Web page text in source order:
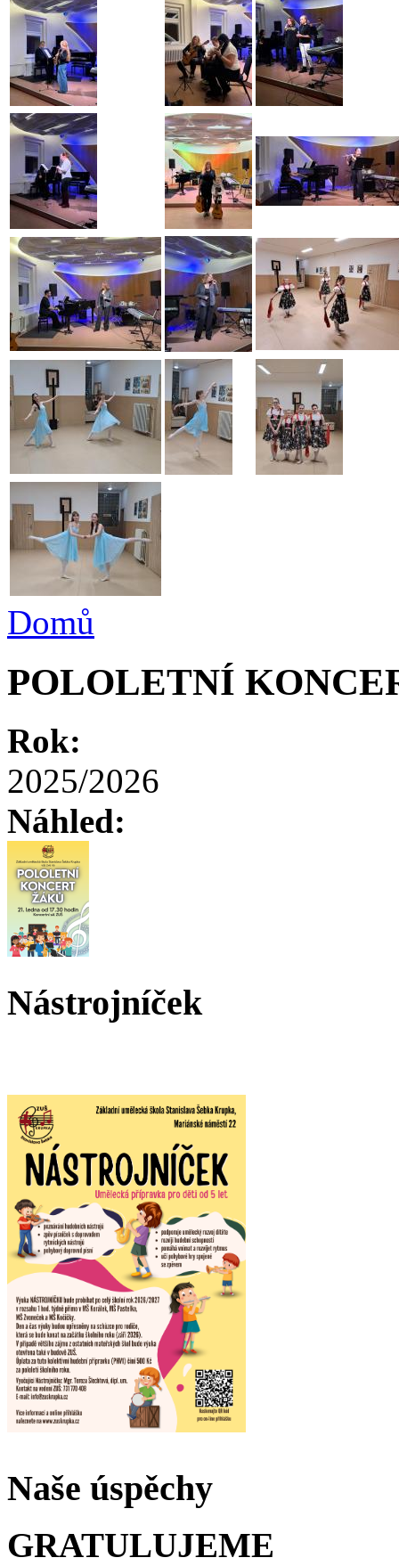
Domů
POLOLETNÍ
Rok:
2025/2026
Náhled:
Nástrojníček
Naše úspěchy
GRATULUJEME